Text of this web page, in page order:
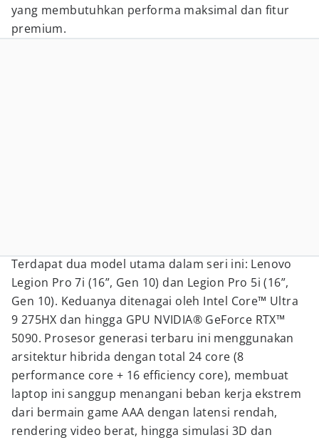
yang membutuhkan performa maksimal dan fitur
premium.
Terdapat dua model utama dalam seri ini: Lenovo
Legion Pro 7i (16”, Gen 10) dan Legion Pro 5i (16”,
Gen 10). Keduanya ditenagai oleh Intel Core™ Ultra
9 275HX dan hingga GPU NVIDIA® GeForce RTX™
5090. Prosesor generasi terbaru ini menggunakan
arsitektur hibrida dengan total 24 core (8
performance core + 16 efficiency core), membuat
laptop ini sanggup menangani beban kerja ekstrem
dari bermain game AAA dengan latensi rendah,
rendering video berat, hingga simulasi 3D dan